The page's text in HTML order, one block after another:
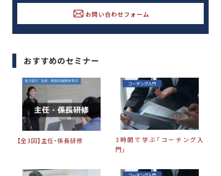
お問い合わせフォーム
おすすめのセミナー
【全3回】主任・係長研修
3時間で学ぶ「コーチング入
門」